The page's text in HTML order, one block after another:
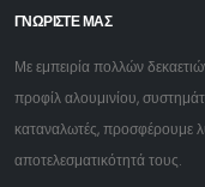
ΓΝΩΡΙΣΤΕ ΜΑΣ
Με εμπειρία πολλών
προφίλ αλουμινίου,
καταναλωτές, προσφέρουμε
αποτελεσματικότητά τους.